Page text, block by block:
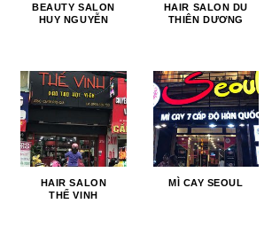
BEAUTY SALON
HUY NGUYỄN
HAIR SALON DU
THIÊN DƯƠNG
HAIR SALON
THẾ VINH
MÌ CAY SEOUL